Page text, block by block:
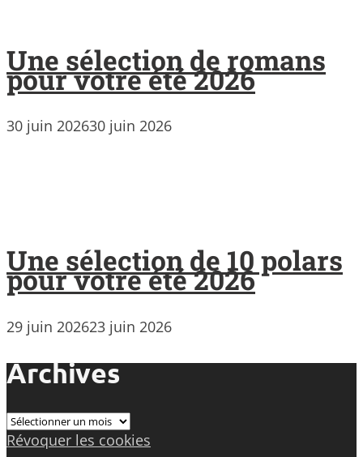
Une sélection de romans
pour votre été 2026
30 juin 202630 juin 2026
Une sélection de 10 polars
pour votre été 2026
29 juin 202623 juin 2026
Archives
Archives
Révoquer les cookies